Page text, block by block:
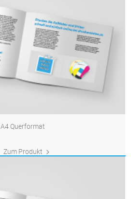
A4 Querformat
Zum Produkt